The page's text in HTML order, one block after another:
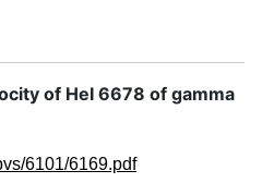
of HeI 6678 of gamma
6101/6169.pdf